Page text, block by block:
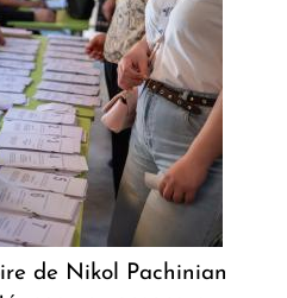
de Nikol Pachinian